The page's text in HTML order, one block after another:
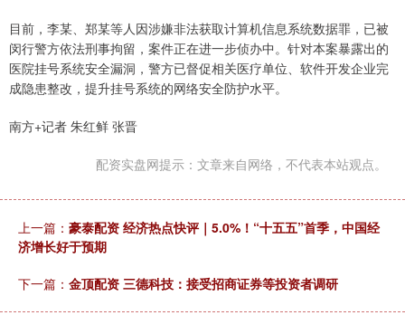
目前，李某、郑某等人因涉嫌非法获取计算机信息系统数据罪，已被
闵行警方依法刑事拘留，案件正在进一步侦办中。针对本案暴露出的
医院挂号系统安全漏洞，警方已督促相关医疗单位、软件开发企业完
成隐患整改，提升挂号系统的网络安全防护水平。
南方+记者 朱红鲜 张晋
配资实盘网提示：文章来自网络，不代表本站观点。
上一篇： 豪泰配资 经济热点快评｜5.0%！“十五五”首季，中国经
济增长好于预期
下一篇： 金顶配资 三德科技：接受招商证券等投资者调研